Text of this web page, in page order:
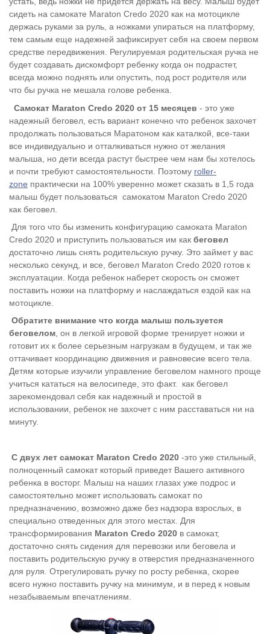
сидеть на самокате Maraton Credo 2020 как на мотоцикле
держась руками за руль, а ножками упираться на платформу,
тем самым еще надежней зафиксирует себя на своем первом
средстве передвижения. Регулируемая родительская ручка не
будет создавать дискомфорт ребенку когда он подрастет,
всегда можно поднять или опустить, под рост родителя или
что бы ручка не мешала голове ребенка.
Самокат Maraton Credo 2020 от 15 месяцев - это уже
надежный беговел, есть вариант конечно что ребенок захочет
продолжать пользоваться Маратоном как каталкой, все-таки
все индивидуально и отталкиваться нужно от желания
малыша, но дети всегда растут быстрее чем нам бы хотелось
и почти требуют самостоятельности. Поэтому roller-
zone практически на 100% уверенно может сказать в 1,5 года
малыш будет пользоваться самокатом Maraton Credo 2020
как беговел.
Для того что бы изменить конфигурацию самоката Maraton
Credo 2020 и приступить пользоваться им как беговел
достаточно лишь снять родительскую ручку. Это займет у вас
несколько секунд, и все, беговел Maraton Credo 2020 готов к
эксплуатации. Когда ребенок наберет скорость он сможет
поставить ножки на платформу и наслаждаться ездой как на
мотоцикле.
Обратите внимание что когда малыш пользуется
беговелом, он в легкой игровой форме тренирует ножки и
готовит их к более серьезным нагрузкам в будущем, и так же
оттачивает координацию движения и равновесие всего тела.
Детям которые изучили управление беговелом намного проще
учиться кататься на велосипеде, это факт.
как беговел
зарекомендовал себя как надежный и простой в
использовании, ребенок не захочет с ним расставаться ни на
минуту.
С двух лет самокат Maraton Credo 2020 -это уже стильный,
полноценный самокат который приведет Вашего активного
ребенка в восторг. Малыш на наших глазах уже подрос и
самостоятельно может использовать самокат по
предназначению, возможно даже без надзора взрослых, в
специально отведенных для этого местах. Для
трансформирования Maraton Credo 2020 в самокат,
достаточно снять сидения для перевозки или беговела и
поставить родительскую ручку в отверстия предназначенного
для руля. Отрегулировать ручку по росту ребенка, скорее
всего нужно поставить ручку на минимум, и в перед к новым
незабываемым впечатлениям.